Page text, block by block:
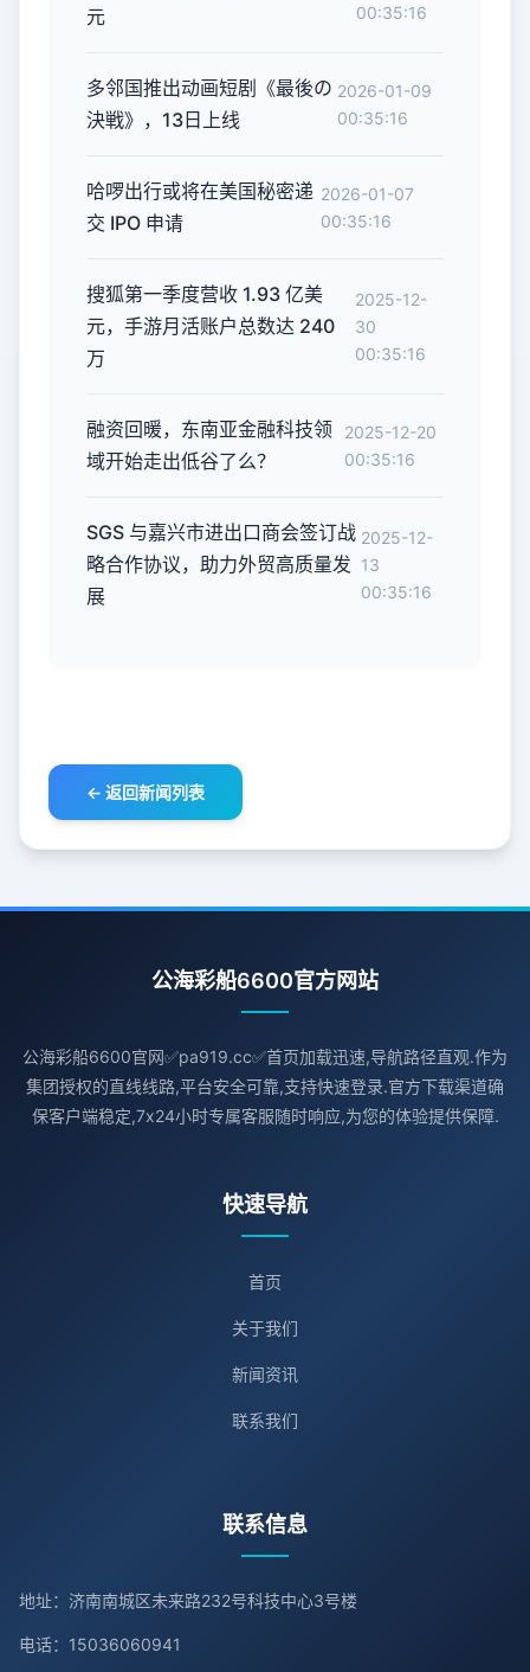
元
00:35:16
多邻国推出动画短剧《最後の
決戦》，13日上线
2026-01-09
00:35:16
哈啰出行或将在美国秘密递
交 IPO 申请
2026-01-07
00:35:16
搜狐第一季度营收 1.93 亿美
元，手游月活账户总数达 240
万
2025-12-
30
00:35:16
融资回暖，东南亚金融科技领
域开始走出低谷了么？
2025-12-20
00:35:16
SGS 与嘉兴市进出口商会签订战
略合作协议，助力外贸高质量发
展
2025-12-
13
00:35:16
← 返回新闻列表
公海彩船6600官方网站
公海彩船6600官网✅pa919.cc✅首页加载迅速,导航路径直观.作为
集团授权的直线线路,平台安全可靠,支持快速登录.官方下载渠道确
保客户端稳定,7x24小时专属客服随时响应,为您的体验提供保障.
快速导航
首页
关于我们
新闻资讯
联系我们
联系信息
地址：济南南城区未来路232号科技中心3号楼
电话：15036060941